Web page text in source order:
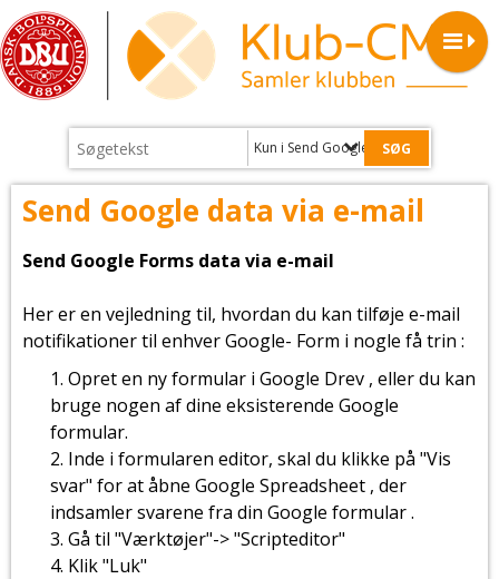
Kun i Send Google data via e-mail
Send Google data via e-mail
Send Google Forms data via e-mail
Her er en vejledning til, hvordan du kan tilføje e-mail
notifikationer til enhver Google- Form i nogle få trin :
Opret en ny formular i Google Drev , eller du kan
bruge nogen af ​​dine eksisterende Google
formular.
Inde i formularen editor, skal du klikke på "Vis
svar" for at åbne Google Spreadsheet , der
indsamler svarene fra din Google formular .
Gå til "Værktøjer"-> "Scripteditor"
Klik "Luk"